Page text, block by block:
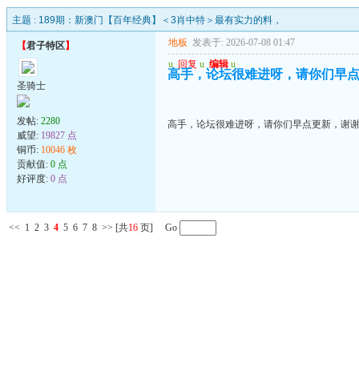
主题 : 189期：新澳门【百年经典】＜3肖中特＞最有实力的料，
【君子特区】
圣骑士
发帖: 2280
威望: 19827 点
铜币: 10046 枚
贡献值: 0 点
好评度: 0 点
地板 发表于: 2026-07-08 01:47
u 回复 u 编辑 u
高手，论坛很难进呀，请你们早
高手，论坛很难进呀，请你们早点更新，谢谢
<< 1 2 3 4 5 6 7 8 >> [共16 页] Go